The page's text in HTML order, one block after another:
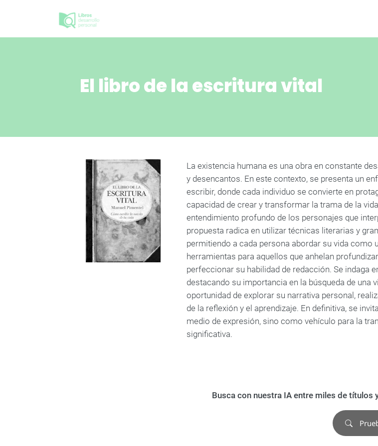
El libro de la escritura vital
La existencia humana es una obra en constante
y desencantos. En este contexto, se presenta un
escribir, donde cada individuo se convierte en
capacidad de crear y transformar la trama de la
entendimiento profundo de los personajes que
propuesta radica en utilizar técnicas literarias y
permitiendo a cada persona abordar su vida como
herramientas para aquellos que anhelan
perfeccionar su habilidad de redacción. Se indaga
destacando su importancia en la búsqueda de una
oportunidad de explorar su narrativa personal,
de la reflexión y el aprendizaje. En definitiva, se
medio de expresión, sino como vehículo para la
significativa.
Busca con nuestra IA entre miles de